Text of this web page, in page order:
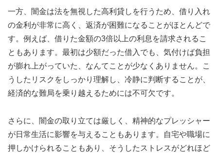
一方、闇金は法を無視した高利貸しを行うため、借り入れ
の金利が非常に高く、返済が困難になることがほとんどで
す。例えば、借りた金額の3倍以上の利息を請求されるこ
ともあります。最初は少額だった借入でも、気付けば負担
が膨れ上がっていた、なんてことが少なくありません。こ
うしたリスクをしっかり理解し、冷静に判断することが、
経済的な難局を乗り越えるためには不可欠です。
さらに、闇金の取り立ては厳しく、精神的なプレッシャー
が日常生活に影響を与えることもあります。自宅や職場に
押しかけられることもあり、そうしたストレスがどれほど